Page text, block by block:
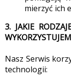
mierzyć ich
3. JAKIE
Nasz Serwis
technologii: